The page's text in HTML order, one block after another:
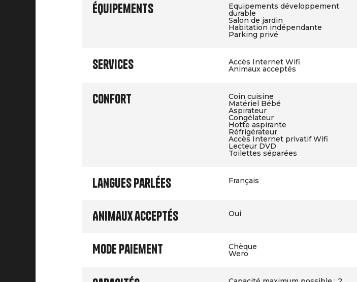
Équipements Equipements développement
durable
Salon de jardin
Habitation indépendante
Parking privé
Services Accès Internet Wifi
Animaux acceptés
Confort Coin cuisine
Matériel Bébé
Aspirateur
Congélateur
Hotte aspirante
Réfrigérateur
Accès Internet privatif Wifi
Lecteur DVD
Toilettes séparées
Langues parlées Français
Animaux acceptés Oui
Mode paiement Chèque
Wero